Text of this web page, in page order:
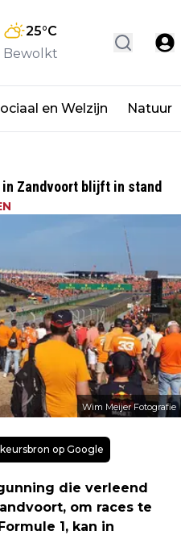
25°C
Bewolkt
en Welzijn Natuur
Zandvoort blijft in stand
Wim Meijer Fotografie
op Google
die verleend
om races te
1, kan in